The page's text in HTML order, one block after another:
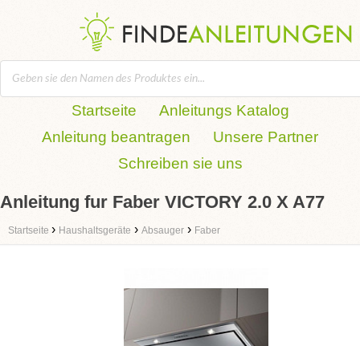
Startseite
Anleitungs Katalog
Anleitung beantragen
Unsere Partner
Schreiben sie uns
Anleitung fur Faber VICTORY 2.0 X A77
Startseite › Haushaltsgeräte › Absauger › Faber